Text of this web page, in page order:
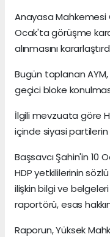
Anayasa Mahkemesi
Ocak'ta görüşme
alınmasını
Bugün toplanan AYM,
geçici bloke
İlgili mevzuata göre
içinde siyasi partilerin
Başsavcı Şahin'in 10
HDP yetkililerinin
ilişkin bilgi ve
raportörü, esas
Raporun, Yüksek